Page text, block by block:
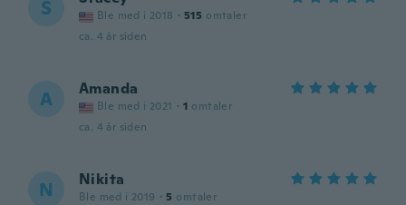
S Ble med i 2018 · 515 omtaler
ca. 4 år siden
A Amanda
Ble med i 2021 · 1 omtaler
ca. 4 år siden
N Nikita
Ble med i 2019 · 5 omtaler